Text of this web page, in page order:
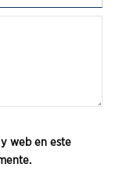
web en este